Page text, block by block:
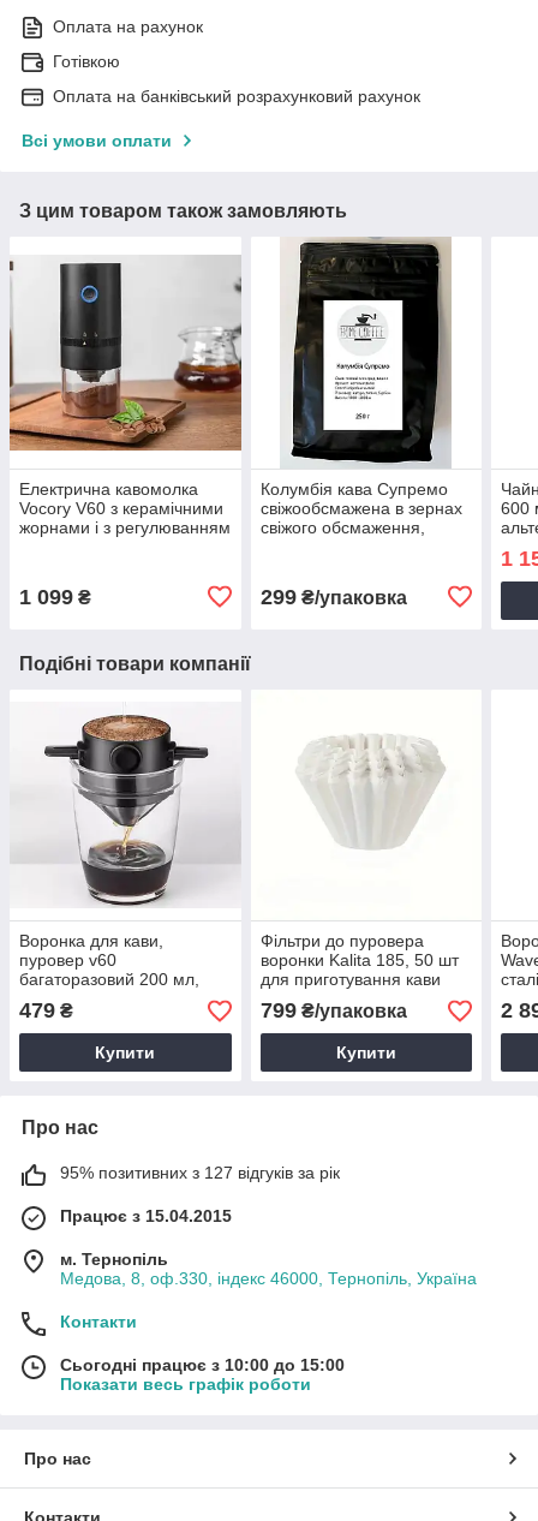
Оплата на рахунок
Готівкою
Оплата на банківський розрахунковий рахунок
Всі умови оплати
З цим товаром також замовляють
Електрична кавомолка
Vocory V60 з керамічними
жорнами і з регулюванням
1 099 ₴
Колумбія кава Супремо
свіжообсмажена в зернах
свіжого обсмаження,
299₴/упаковка
600
1
Подібні товари компанії
Воронка для кави,
пуровер v60
багаторазовий 200 мл,
dripper
479 ₴
Купити
Фільтри до пуровера
воронки Kalita 185, 50 шт
для приготування кави
799₴/упаковка
Купити
2
Про нас
95% позитивних з 127 відгуків за рік
Працює з 15.04.2015
м. Тернопіль
Медова, 8, оф.330, індекс 46000, Тернопіль, Україна
Контакти
Сьогодні працює з 10:00 до 15:00
Показати весь графік роботи
Про нас